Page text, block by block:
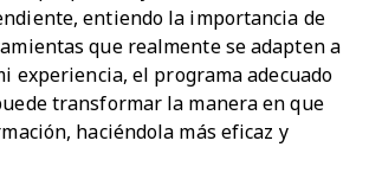
entiendo la importancia de
que realmente se adapten a
experiencia, el programa adecuado
transformar la manera en que
haciéndola más eficaz y